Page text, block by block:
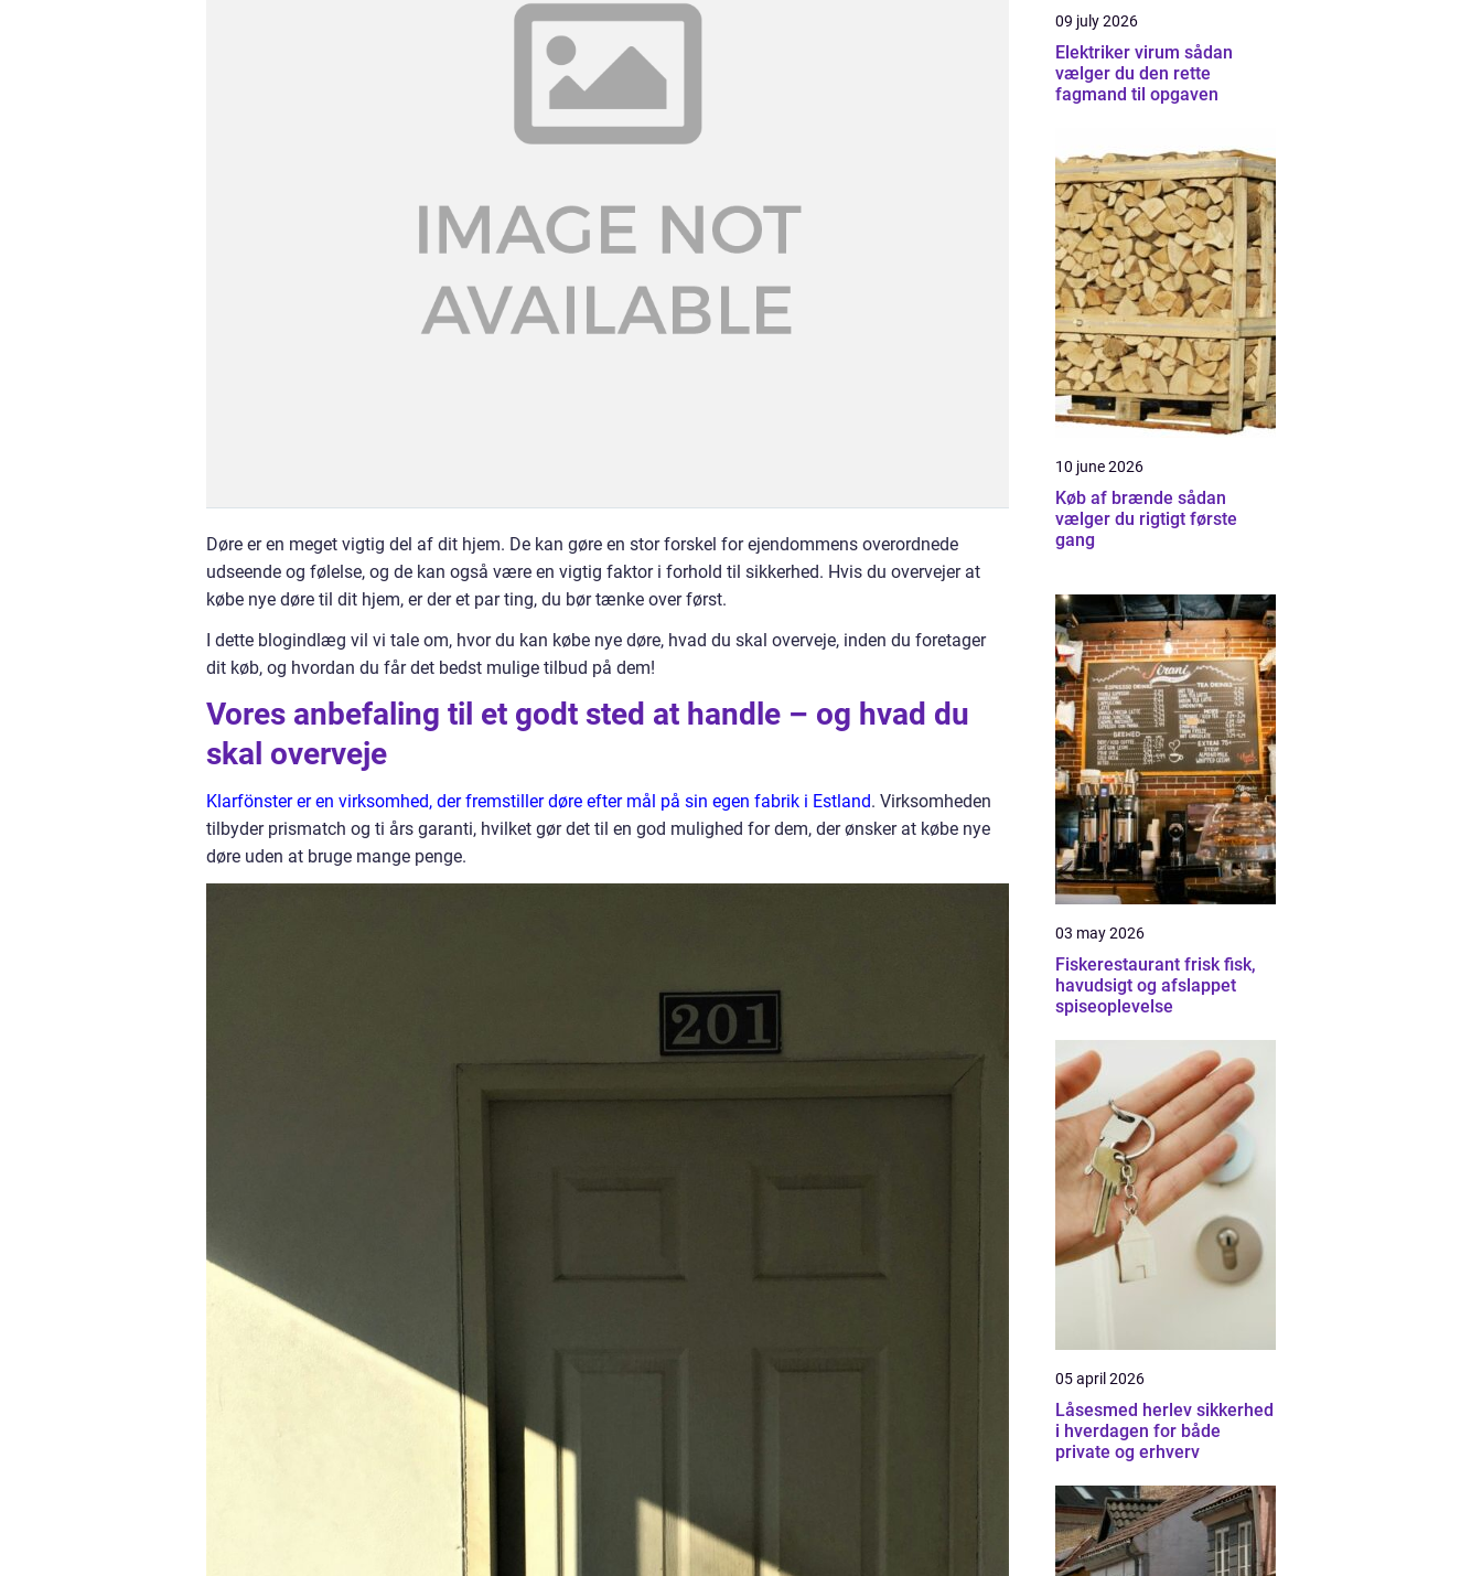
Døre er en meget vigtig del af dit hjem. De kan gøre en stor forskel for ejendommens overordnede
udseende og følelse, og de kan også være en vigtig faktor i forhold til sikkerhed. Hvis du overvejer at
købe nye døre til dit hjem, er der et par ting, du bør tænke over først.
I dette blogindlæg vil vi tale om, hvor du kan købe nye døre, hvad du skal overveje, inden du foretager
dit køb, og hvordan du får det bedst mulige tilbud på dem!
Vores anbefaling til et godt sted at handle – og hvad du
skal overveje
Klarfönster er en virksomhed, der fremstiller døre efter mål på sin egen fabrik i Estland. Virksomheden
tilbyder prismatch og ti års garanti, hvilket gør det til en god mulighed for dem, der ønsker at købe nye
døre uden at bruge mange penge.
09 july 2026
Elektriker virum sådan
vælger du den rette
fagmand til opgaven
10 june 2026
Køb af brænde sådan
vælger du rigtigt første
gang
03 may 2026
Fiskerestaurant frisk fisk,
havudsigt og afslappet
spiseoplevelse
05 april 2026
Låsesmed herlev sikkerhed
i hverdagen for både
private og erhverv